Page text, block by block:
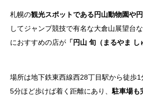
札幌の観光スポットである円山動物園や
してジャンプ競技で有名な大倉山展望台
におすすめの店が 「円山 旬（まるやま し
場所は地下鉄東西線西28丁目駅から徒歩
5分ほど歩けば着く距離にあり、 駐車場も